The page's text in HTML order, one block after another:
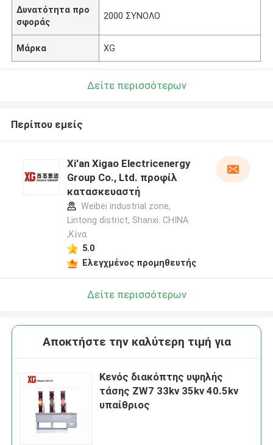
Δυνατότητα προ
σφοράς
2000 ΣΥΝΟΛΟ
Μάρκα XG
Δείτε περισσότερων
Περίπου εμείς
Xi'an Xigao Electricenergy
Group Co., Ltd. προφίλ
κατασκευαστή
Weibei industrial zone,
Lintong district, Shanxi. CHINA
,Κίνα
5.0
Ελεγχμένος προμηθευτής
Δείτε περισσότερων
Αποκτήστε την καλύτερη τιμή για
Κενός διακόπτης υψηλής
τάσης ZW7 33kv 35kv 40.5kv
υπαίθριος